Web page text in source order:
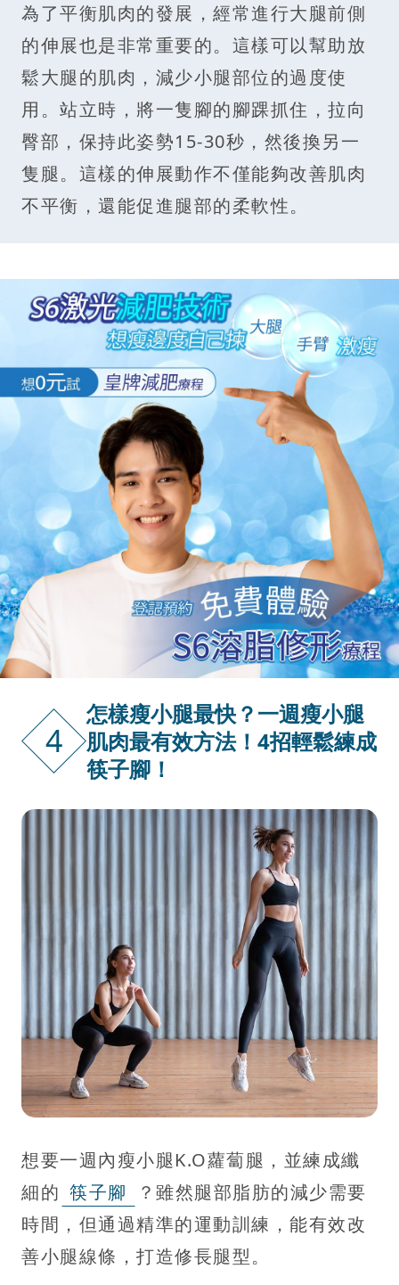
為了平衡肌肉的發展，經常進行大腿前側
的伸展也是非常重要的。這樣可以幫助放
鬆大腿的肌肉，減少小腿部位的過度使
用。站立時，將一隻腳的腳踝抓住，拉向
臀部，保持此姿勢15-30秒，然後換另一
隻腿。這樣的伸展動作不僅能夠改善肌肉
不平衡，還能促進腿部的柔軟性。
4
怎樣瘦小腿最快？一週瘦小腿
肌肉最有效方法！4招輕鬆練成
筷子腳！
想要一週內瘦小腿K.O蘿蔔腿，並練成纖
細的 筷子腳
？雖然腿部脂肪的減少需要
時間，但通過精準的運動訓練，能有效改
善小腿線條，打造修長腿型。